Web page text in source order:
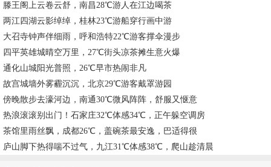
滕王阁上云卷云舒，南昌28℃游人在江边喝茶
两江四湖云影绰绰，桂林23℃游船穿行画中游
大召寺钟声伴细雨，呼和浩特22℃游客撑伞漫步
四平英雄城晴空万里，27℃街头凉茶摊生意火爆
通化山城阳光普照，26℃早市热闹非凡
故宫城墙外雾霾沉沉，北京29℃游客戴罩游园
傍晚散步去濠河边，南通30℃微风阵阵，舒服又惬意
热浪滚滚别出门！石家庄32℃体感34℃，正午躲空调房
茶馆里雨丝飘，成都26℃，盖碗茶最安逸，巴适得很
庐山脚下热得喘不过气，九江31℃体感38℃，爬山趁清晨